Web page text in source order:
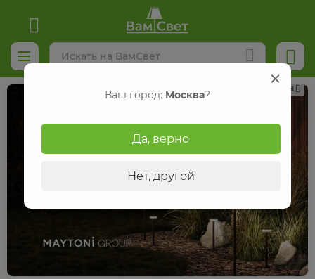
Реклама
Ваш город: Москва?
Да, верно
Нет, другой